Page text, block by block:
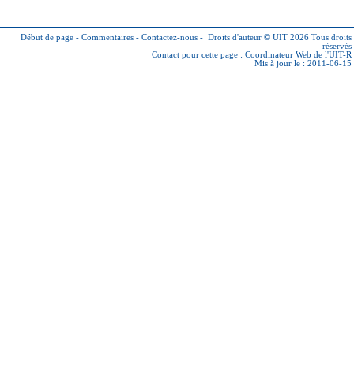
Début de page - Commentaires - Contactez-nous - Droits d'auteur © UIT 2026 Tous droits
réservés
Contact pour cette page : Coordinateur Web de l'UIT-R
Mis à jour le : 2011-06-15